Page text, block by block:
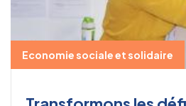
Economie sociale et solidaire